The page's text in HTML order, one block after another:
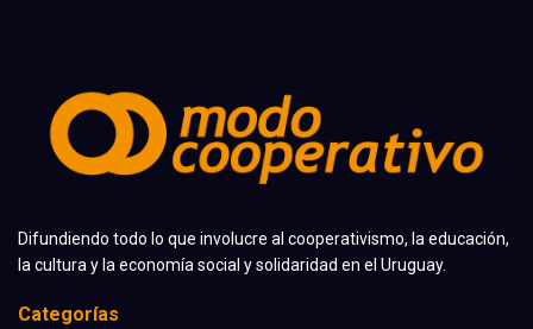
Difundiendo todo lo que involucre al cooperativismo, la educación,
la cultura y la economía social y solidaridad en el Uruguay.
Categorías